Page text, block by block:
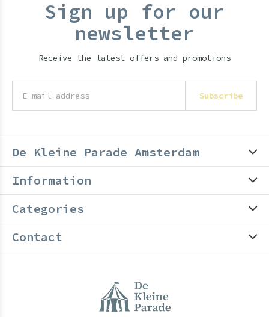
Sign up for our
newsletter
Receive the latest offers and promotions
Subscribe
De Kleine Parade Amsterdam
Information
Categories
Contact